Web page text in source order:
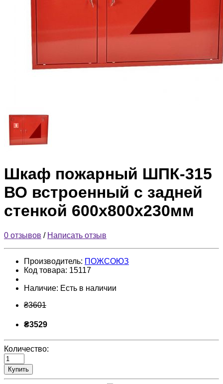
Шкаф пожарный ШПК-315
ВО встроенный с задней
стенкой 600х800х230мм
0 отзывов / Написать отзыв
Производитель: ПОЖСОЮЗ
Код товара: 15117
Наличие: Есть в наличии
₴3601
₴3529
Количество:
Купить